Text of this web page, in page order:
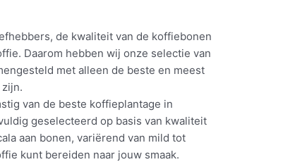
de kwaliteit van de koffiebonen
Daarom hebben wij onze selectie van
met alleen de beste en meest
van de beste koffieplantage in
geselecteerd op basis van kwaliteit
aan bonen, variërend van mild tot
kunt bereiden naar jouw smaak.